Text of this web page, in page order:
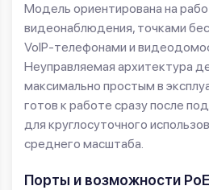
Модель ориентирована на
видеонаблюдения, точками
VoIP-телефонами и
Неуправляемая архитектура
максимально простым в
готов к работе сразу после
для круглосуточного
среднего масштаба.
Порты и возможности PoE